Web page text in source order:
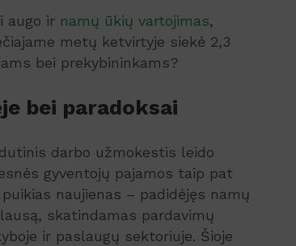
augo ir namų ūkių vartojimas,
metų ketvirtyje siekė 2,3
bei prekybininkams?
bei paradoksai
darbo užmokestis leido
gyventojų pajamos taip pat
naujienas – padidėjęs namų
skatindamas pardavimų
ir paslaugų sektoriuje. Šioje